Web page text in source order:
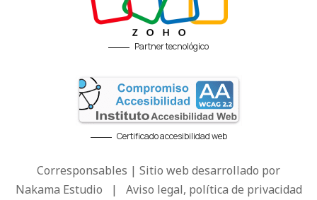
Partner tecnológico
Certificado accesibilidad web
Corresponsables | Sitio web desarrollado por
Nakama Estudio | Aviso legal, política de privacidad